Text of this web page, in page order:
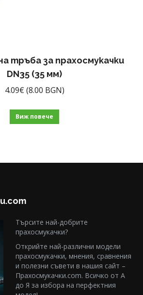
тръба за прахосмукачки
DN35 (35 мм)
4.09€ (8.00 BGN)
Виж повече
Търсите най-добрите
прахосмукачки?
Открийте най-различни модели
прахосмукачки, мнения, сравнения
и полезни съвети в нашия сайт –
Прахосмукачки.com. Всичко от А
до Я за избора на перфектния